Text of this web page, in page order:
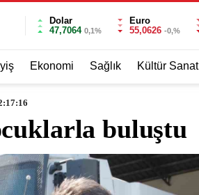
Dolar
47,7064 0,1%
Euro
55,0626 -0,%
Ekonomi Sağlık Kültür Sanat
buluştu